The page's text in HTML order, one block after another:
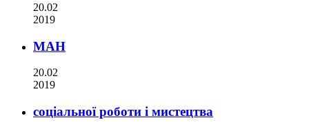
20.02
2019
МАН
20.02
2019
соціальної роботи і мистецтва